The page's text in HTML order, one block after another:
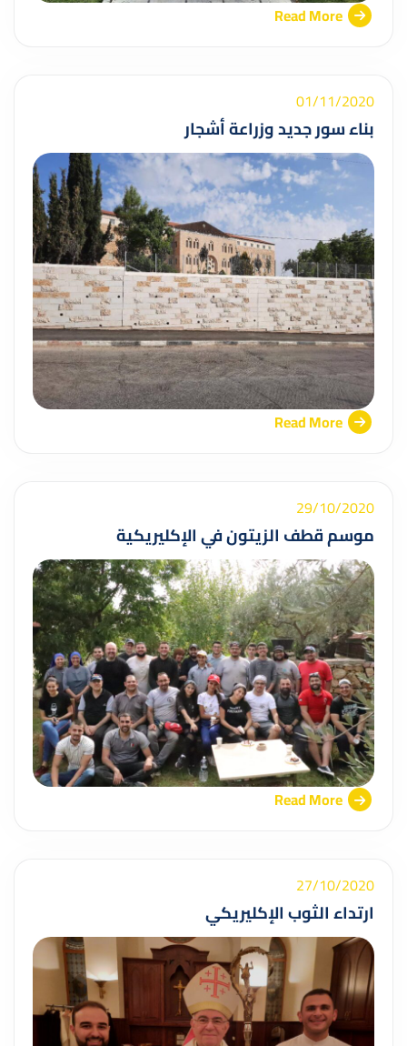
Read More
01/11/2020
بناء سور جديد وزراعة أشجار
Read More
29/10/2020
موسم قطف الزيتون في الإكليريكية
Read More
27/10/2020
ارتداء الثوب الإكليريكي